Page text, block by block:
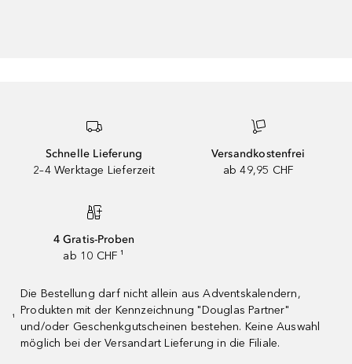
Schnelle Lieferung
2–4 Werktage Lieferzeit
Versandkostenfrei
ab 49,95 CHF
4 Gratis-Proben
ab 10 CHF ¹
¹
Die Bestellung darf nicht allein aus Adventskalendern,
Produkten mit der Kennzeichnung "Douglas Partner"
und/oder Geschenkgutscheinen bestehen. Keine Auswahl
möglich bei der Versandart Lieferung in die Filiale.